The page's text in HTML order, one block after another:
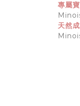
專屬
天然